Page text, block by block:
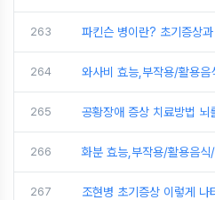
263 파킨슨 병이란? 초기증상
264 와사비 효능,부작용/활용음
265 공황장애 증상 치료방법 뇌
266 화분 효능,부작용/활용음식
267 조현병 초기증상 이렇게